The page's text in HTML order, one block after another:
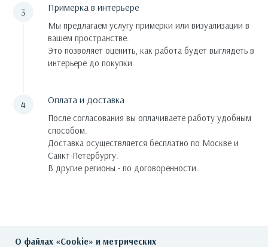
Примерка в интерьере
Мы предлагаем услугу примерки или визуализации в
вашем пространстве.
Это позволяет оценить, как работа будет выглядеть в
интерьере до покупки.
Оплата и доставка
После согласования вы оплачиваете работу удобным
способом.
Доставка осуществляется бесплатно по Москве и
Санкт-Петербургу.
В другие регионы - по договоренности.
О файлах «Cookie» и метрических